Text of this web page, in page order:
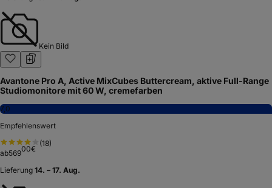
Kein Bild
Avantone Pro A, Active MixCubes Buttercream, aktive Full-Range
Studiomonitore mit 60 W, cremefarben
7,0
Empfehlenswert
(18)
ab56900€
Lieferung 14. – 17. Aug.